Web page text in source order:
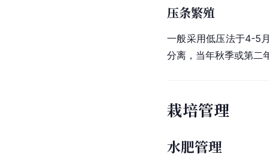
压条繁殖
一般采用低压法于4-5
分离，当年秋季或第二
栽培管理
水肥管理